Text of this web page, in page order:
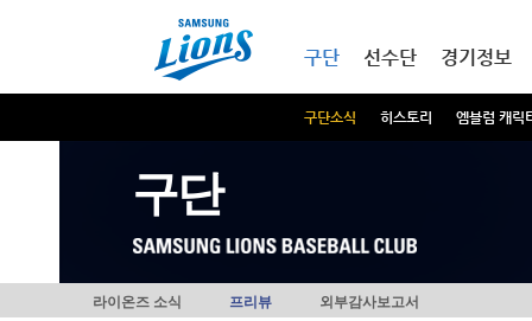
구단
구단소식 히스토리 엠블럼 캐릭
선수단 경기정보
구단
라이온즈 소식 프리뷰 외부감사보고서